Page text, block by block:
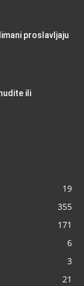
proslavljaju
ili
19
355
171
6
3
21